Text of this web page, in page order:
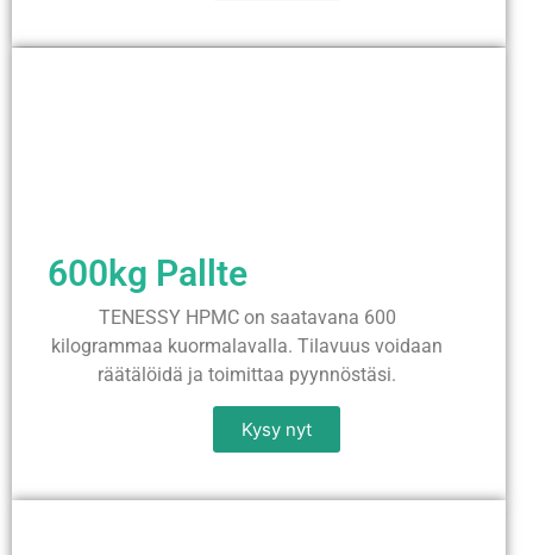
600kg Pallte
TENESSY HPMC on saatavana 600
kilogrammaa kuormalavalla. Tilavuus voidaan
räätälöidä ja toimittaa pyynnöstäsi.
Kysy nyt